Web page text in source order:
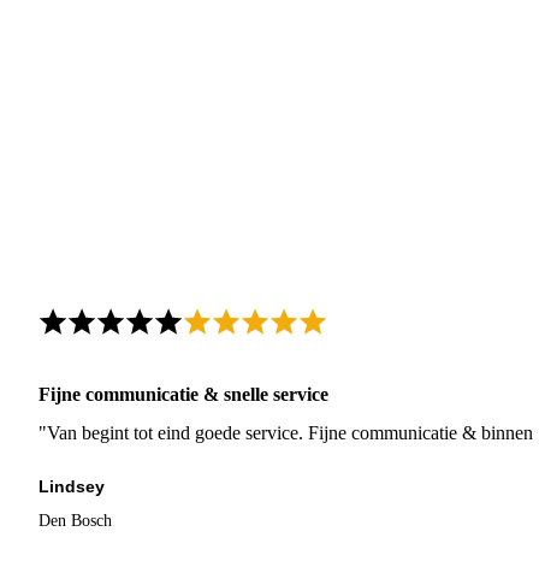
Fijne communicatie & snelle service
"Van begint tot eind goede service. Fijne communicatie &
Lindsey
Den Bosch